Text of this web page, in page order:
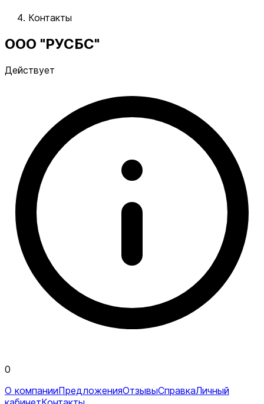
Контакты
ООО "РУСБС"
Действует
0
О компанииПредложенияОтзывыСправкаЛичный